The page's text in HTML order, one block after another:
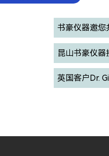
书豪仪器邀您
昆山书豪仪
英国客户Dr.